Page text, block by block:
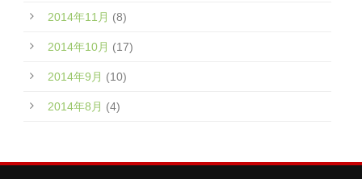
2014年11月 (8)
2014年10月 (17)
2014年9月 (10)
2014年8月 (4)